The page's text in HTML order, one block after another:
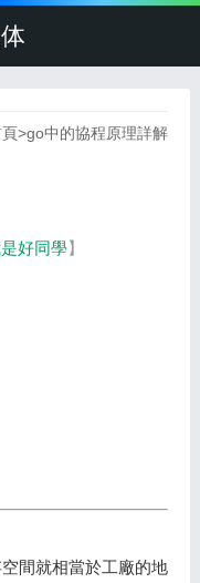
>go中的協程原理詳解
好同學】
間就相當於工廠的地